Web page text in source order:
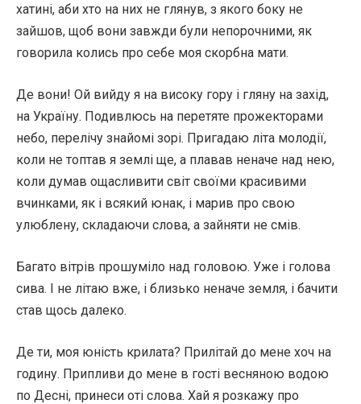
хатині, аби хто на них не глянув, з якого боку не
зайшов, щоб вони завжди були непорочними, як
говорила колись про себе моя скорбна мати.
Де вони! Ой вийду я на високу гору і гляну на захід,
на Україну. Подивлюсь на перетяте прожекторами
небо, перелічу знайомі зорі. Пригадаю літа молодії,
коли не топтав я землі ще, а плавав неначе над нею,
коли думав ощасливити світ своїми красивими
вчинками, як і всякий юнак, і марив про свою
улюблену, складаючи слова, а зайняти не смів.
Багато вітрів прошуміло над головою. Уже і голова
сива. І не літаю вже, і близько неначе земля, і бачити
став щось далеко.
Де ти, моя юність крилата? Прилітай до мене хоч на
годину. Припливи до мене в гості весняною водою
по Десні, принеси оті слова. Хай я розкажу про